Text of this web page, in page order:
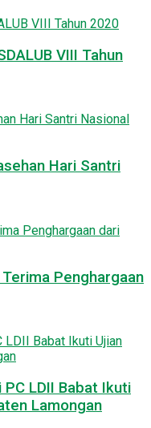
VIII Tahun
Hari Santri
Penghargaan
LDII Babat Ikuti
Lamongan